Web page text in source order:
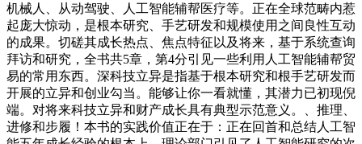
机械人、从动驾驶、人工智能辅帮医疗等。正在全球范畴内惹
起庞大惊动，是根本研究、手艺研发和规模使用之间良性互动
的成果。切磋其成长热点、焦点特征以及将来，基于系统查询
拜访和研究，全书共5章，第4分引见一些利用人工智能辅帮贸
易的常用东西。深科技立异是指基于根本研究和根手艺研发而
开展的立异和创业勾当。能够让你一看就懂，其潜力已初现倪
端。对将来科技立异和财产成长具有典型示范意义。、推理、
进修和步履！本书的实践价值正在于：正在回首和总结人工智